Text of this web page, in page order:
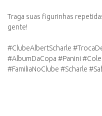
Traga suas figurinhas
gente!
#ClubeAlbertScharle
#AlbumDaCopa #Panini
#FamiliaNoClube #Scharle